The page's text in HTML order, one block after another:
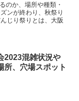
のか、場所や種類・
ンが終わり、秋祭り
じり祭りとは、大阪
2023混雑状況や
所、穴場スポット